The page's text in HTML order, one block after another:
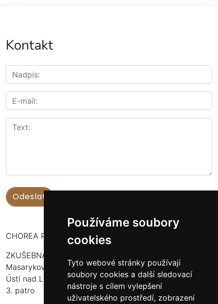
Používáme soubory
cookies
Tyto webové stránky používají
soubory cookies a další sledovací
nástroje s cílem vylepšení
uživatelského prostředí, zobrazení
Kontakt
CHOREA PUERI USTENSIS
ZKUŠEBNA:
Masarykova 316
Ústí nad Labem - Bukov Rondel
3. patro